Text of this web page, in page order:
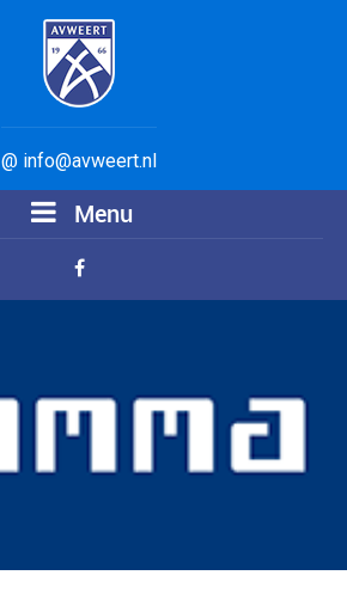
@ info@avweert.nl
Menu